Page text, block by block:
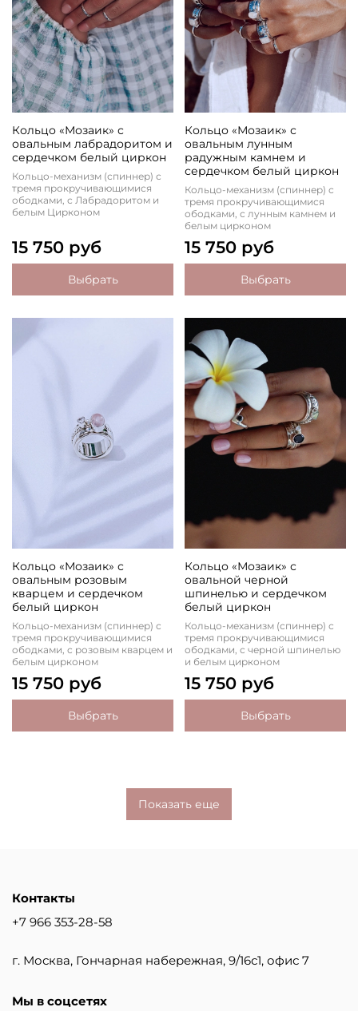
Кольцо «Мозаик» с
овальным лабрадоритом и
сердечком белый циркон
Кольцо-механизм (спиннер) с
тремя прокручивающимися
ободками, с Лабрадоритом и
белым Цирконом
15 750 руб
Выбрать
Кольцо «Мозаик» с
овальным лунным
радужным камнем и
сердечком белый циркон
Кольцо-механизм (спиннер) с
тремя прокручивающимися
ободками, с лунным камнем и
белым цирконом
15 750 руб
Выбрать
Кольцо «Мозаик» с
овальным розовым
кварцем и сердечком
белый циркон
Кольцо-механизм (спиннер) с
тремя прокручивающимися
ободками, с розовым кварцем и
белым цирконом
15 750 руб
Выбрать
Кольцо «Мозаик» с
овальной черной
шпинелью и сердечком
белый циркон
Кольцо-механизм (спиннер) с
тремя прокручивающимися
ободками, с черной шпинелью
и белым цирконом
15 750 руб
Выбрать
Показать еще
Контакты
+7 966 353-28-58
г. Москва, Гончарная набережная, 9/16с1, офис 7
Мы в соцсетях